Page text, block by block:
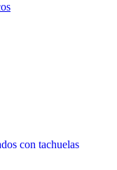
con tachuelas